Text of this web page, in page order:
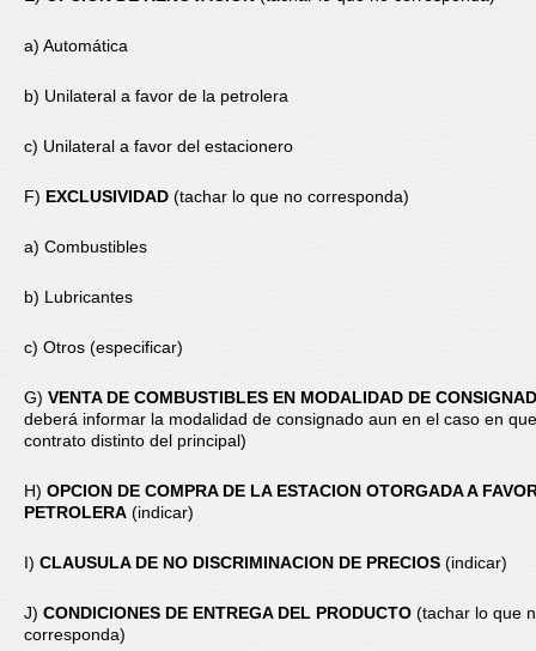
a) Automática
b) Unilateral a favor de la petrolera
c) Unilateral a favor del estacionero
F) EXCLUSIVIDAD (tachar lo que no corresponda)
a) Combustibles
b) Lubricantes
c) Otros (especificar)
G) VENTA DE COMBUSTIBLES EN MODALIDAD DE
deberá informar la modalidad de consignado aun en el caso en
contrato distinto del principal)
H) OPCION DE COMPRA DE LA ESTACION OTORGADA A
PETROLERA (indicar)
I) CLAUSULA DE NO DISCRIMINACION DE PRECIOS (indicar)
J) CONDICIONES DE ENTREGA DEL PRODUCTO (tachar lo que
corresponda)